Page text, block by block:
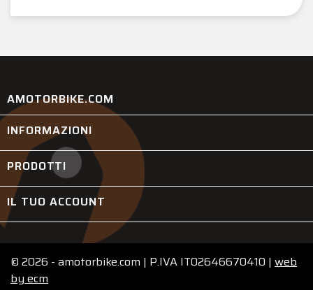
AMOTORBIKE.COM
INFORMAZIONI
PRODOTTI
IL TUO ACCOUNT
© 2026 - amotorbike.com | P.IVA IT02646670410 | web
byecm